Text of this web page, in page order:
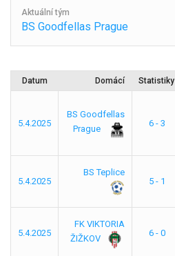
Aktuální tým
BS Goodfellas Prague
Datum Domácí Statistiky
5.4.2025
BS Goodfellas
Prague
6 - 3
5.4.2025
BS Teplice
5 - 1
5.4.2025
FK VIKTORIA
ŽIŽKOV
6 - 0